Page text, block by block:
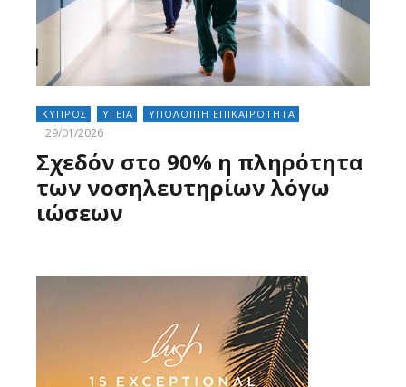
ΚΥΠΡΟΣ ΥΓΕΙΑ ΥΠΟΛΟΙΠΗ ΕΠΙΚΑΙΡΟΤΗΤΑ
29/01/2026
Σχεδόν στο 90% η πληρότητα
των νοσηλευτηρίων λόγω
ιώσεων